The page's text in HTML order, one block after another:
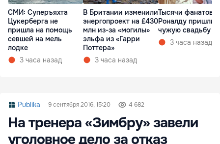
СМИ: Суперъяхта
Цукерберга не
пришла на помощь
севшей на мель
лодке
3 часа назад
В Британии изменили
энергопроект на £430
млн из-за «могилы»
эльфа из «Гарри
Поттера»
3 часа назад
Тысячи фанатов
Роналду пришли
чужую свадьбу
3 часа назад
Publika 9 сентября 2016, 15:20 4 682
На тренера «Зимбру» завели
уголовное дело за отказ